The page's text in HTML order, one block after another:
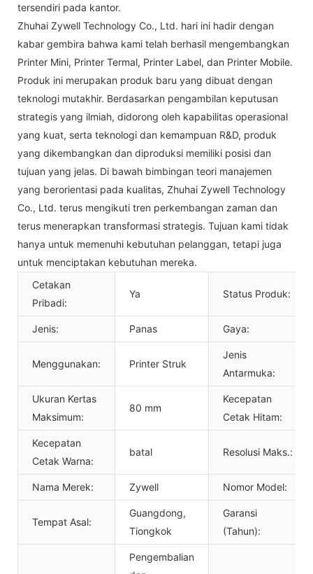
tersendiri pada kantor.
Zhuhai Zywell Technology Co., Ltd. hari ini hadir dengan
kabar gembira bahwa kami telah berhasil mengembangkan
Printer Mini, Printer Termal, Printer Label, dan Printer Mobile.
Produk ini merupakan produk baru yang dibuat dengan
teknologi mutakhir. Berdasarkan pengambilan keputusan
strategis yang ilmiah, didorong oleh kapabilitas operasional
yang kuat, serta teknologi dan kemampuan R&D, produk
yang dikembangkan dan diproduksi memiliki posisi dan
tujuan yang jelas. Di bawah bimbingan teori manajemen
yang berorientasi pada kualitas, Zhuhai Zywell Technology
Co., Ltd. terus mengikuti tren perkembangan zaman dan
terus menerapkan transformasi strategis. Tujuan kami tidak
hanya untuk memenuhi kebutuhan pelanggan, tetapi juga
untuk menciptakan kebutuhan mereka.
Cetakan
Pribadi:
Ya Status Produk:
Jenis: Panas Gaya:
Menggunakan: Printer Struk
Jenis
Antarmuka:
Ukuran Kertas
Maksimum:
80 mm
Kecepatan
Cetak Hitam:
Kecepatan
Cetak Warna:
batal Resolusi Maks.:
Nama Merek: Zywell Nomor Model:
Tempat Asal:
Guangdong,
Tiongkok
Garansi
(Tahun):
Pengembalian